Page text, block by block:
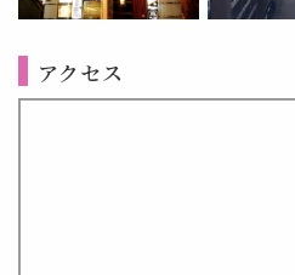
アクセス